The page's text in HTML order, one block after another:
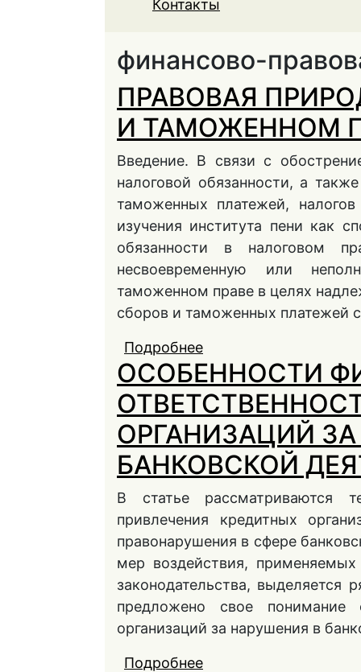
Контакты
финансово-
ПРАВОВАЯ
И ТАМОЖЕННОМ
Введение. В связи с
налоговой обязанности, а
таможенных платежей, налогов
изучения института пени как
обязанности в налоговом
несвоевременную или
таможенном праве в целях
сборов и таможенных платежей
Подробнее
ПРАВЕ
ОСОБЕННОСТИ
ОРГАНИЗАЦИЙ
БАНКОВСКОЙ
В статье рассматриваются
привлечения кредитных
правонарушения в сфере
мер воздействия,
законодательства, выделяется
предложено свое понимание
организаций за нарушения в
Подробнее